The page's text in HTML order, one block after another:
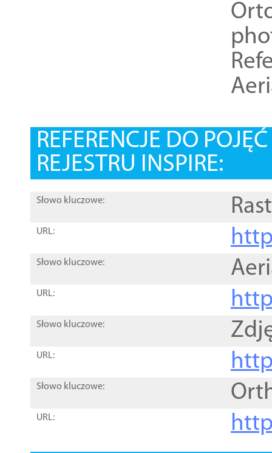
REFERENCJE DO
REJESTRU INSPIRE:
Słowo kluczowe:
URL:
Słowo kluczowe:
URL:
Słowo kluczowe:
URL:
Słowo kluczowe:
URL: